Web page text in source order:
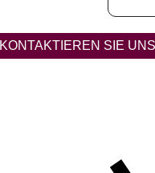
KONTAKTIEREN SIE UNS